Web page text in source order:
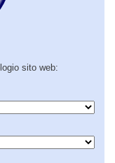
sito web: